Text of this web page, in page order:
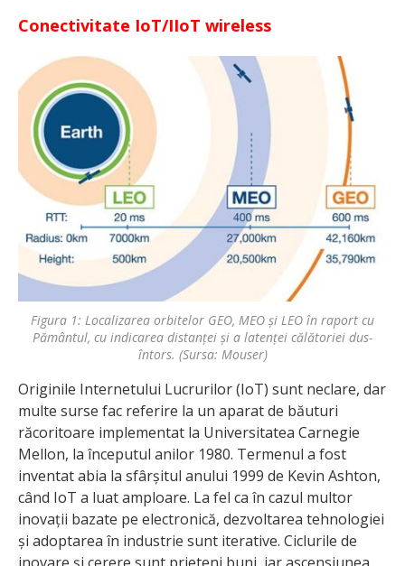
Conectivitate IoT/IIoT wireless
Figura 1: Localizarea orbitelor GEO, MEO și LEO în raport cu
Pământul, cu indicarea distanței și a latenței călătoriei dus-
întors. (Sursa: Mouser)
Originile Internetului Lucrurilor (IoT) sunt neclare, dar
multe surse fac referire la un aparat de băuturi
răcoritoare implementat la Universitatea Carnegie
Mellon, la începutul anilor 1980. Termenul a fost
inventat abia la sfârșitul anului 1999 de Kevin Ashton,
când IoT a luat amploare. La fel ca în cazul multor
inovații bazate pe electronică, dezvoltarea tehnologiei
și adoptarea în industrie sunt iterative. Ciclurile de